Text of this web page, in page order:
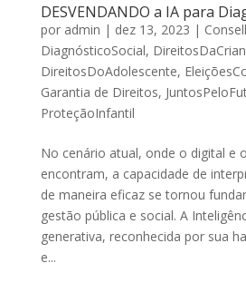
DESVENDANDO a IA para
por admin | dez 13, 2023 |
DiagnósticoSocial,
DireitosDoAdolescente,
Garantia de Direitos,
ProteçãoInfantil
No cenário atual, onde o digital e
encontram, a capacidade de
de maneira eficaz se tornou
gestão pública e social. A
generativa, reconhecida por sua
e...